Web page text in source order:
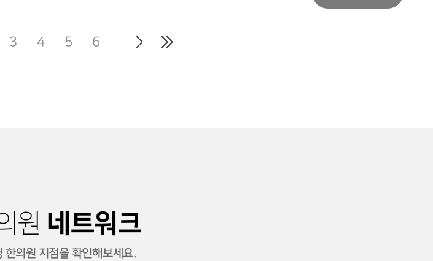
3 4 5 6
원 네트워크
한의원 지점을 확인해보세요.